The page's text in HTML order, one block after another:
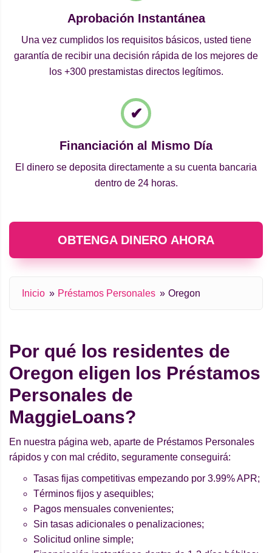
Aprobación Instantánea
Una vez cumplidos los requisitos básicos, usted tiene
garantía de recibir una decisión rápida de los mejores de
los +300 prestamistas directos legítimos.
Financiación al Mismo Día
El dinero se deposita directamente a su cuenta bancaria
dentro de 24 horas.
OBTENGA DINERO AHORA
Inicio Préstamos Personales Oregon
Por qué los residentes de
Oregon eligen los Préstamos
Personales de
MaggieLoans?
En nuestra página web, aparte de Préstamos Personales
rápidos y con mal crédito, seguramente conseguirá:
Tasas fijas competitivas empezando por 3.99% APR;
Términos fijos y asequibles;
Pagos mensuales convenientes;
Sin tasas adicionales o penalizaciones;
Solicitud online simple;